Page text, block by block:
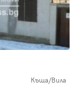
Къща/Вила